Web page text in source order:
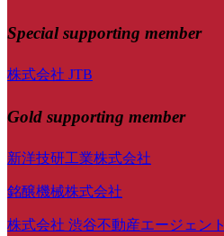
Specialsupporting member
株式会社 JTB
Gold supporting member
新洋技研工業株式会社
銘醸機械株式会社
株式会社 渋谷不動産エージェント